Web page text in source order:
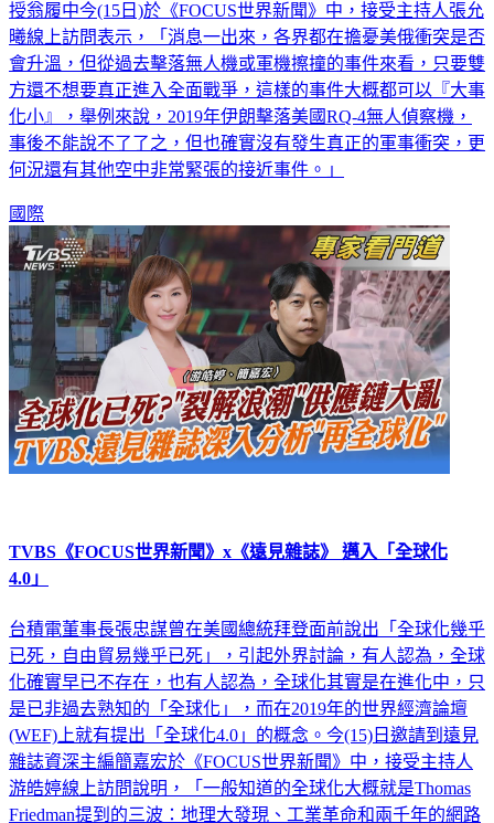
授翁履中今(15日)於《FOCUS世界新聞》中，接受主持人張允
曦線上訪問表示，「消息一出來，各界都在擔憂美俄衝突是否
會升溫，但從過去擊落無人機或軍機擦撞的事件來看，只要雙
方還不想要真正進入全面戰爭，這樣的事件大概都可以『大事
化小』，舉例來說，2019年伊朗擊落美國RQ-4無人偵察機，
事後不能說不了了之，但也確實沒有發生真正的軍事衝突，更
何況還有其他空中非常緊張的接近事件。」
國際
TVBS《FOCUS世界新聞》x《遠見雜誌》 邁入「全球化
4.0」
台積電董事長張忠謀曾在美國總統拜登面前說出「全球化幾乎
已死，自由貿易幾乎已死」，引起外界討論，有人認為，全球
化確實早已不存在，也有人認為，全球化其實是在進化中，只
是已非過去熟知的「全球化」，而在2019年的世界經濟論壇
(WEF)上就有提出「全球化4.0」的概念。今(15)日邀請到遠見
雜誌資深主編簡嘉宏於《FOCUS世界新聞》中，接受主持人
游皓婷線上訪問說明，「一般知道的全球化大概就是Thomas
Friedman提到的三波：地理大發現、工業革命和兩千年的網路